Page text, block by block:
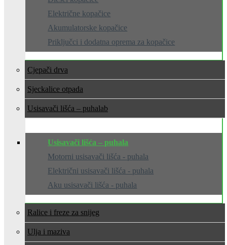
Električne kopačice
Akumulatorske kopačice
Priključci i dodatna oprema za kopačice
Cjepači drva
Sjeckalice otpada
Usisavači lišća – puhala
Usisavači lišća – puhala
Motorni usisavači lišća - puhala
Električni usisavači lišća - puhala
Aku usisavači lišća - puhala
Ralice i freze za snijeg
Ulja i maziva